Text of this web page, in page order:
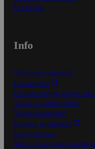
In English
Info
S-Business yrityksille
Oiva-raportit
Osuuskauppojen yhteystiedot
Tilaus- ja toimitusehdot
Tietosuojakäytäntö
Palvelun käyttöehdot
Saavutettavuus
Mobiilisovelluksen